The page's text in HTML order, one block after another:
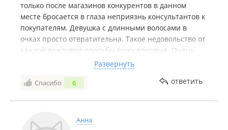
только после магазинов конкурентов в данном
месте бросается в глаза неприязнь консультантов к
покупателям. Девушка с длинными волосами в
очках просто отвратительна. Такое недовольство от
каждой вежливой просьбы вижу впервые. Очень
жаль, что Москва не контролирует местных
неадекватных консультантов. Хотели тут купить два
купальника в плюс к основной покупке, но только
Развернуть
Спасибо 6 ответить
Анна